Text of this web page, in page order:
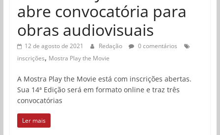
abre convocatória para
obras audiovisuais
12 de agosto de 2021 Redação
0 comentários
inscrições, Mostra Play the Movie
A Mostra Play the Movie está com inscrições abertas.
Sua 14ª Edição será em formato online e traz três
convocatórias
Ler mais